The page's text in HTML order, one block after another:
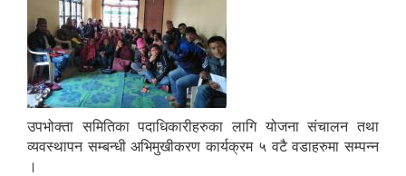
उपभोक्ता समितिका पदाधिकारीहरुका लागि योजना संचालन तथा
व्यवस्थापन सम्बन्धी अभिमुखीकरण कार्यक्रम ५ वटै वडाहरुमा सम्पन्न
।